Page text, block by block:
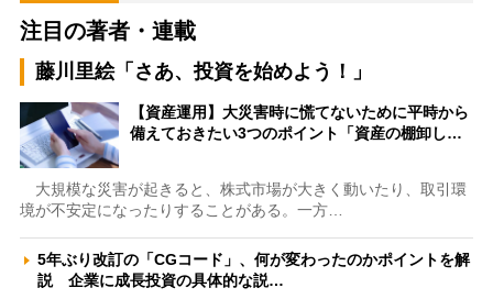
注目の著者・連載
藤川里絵「さあ、投資を始めよう！」
【資産運用】大災害時に慌てないために平時から
備えておきたい3つのポイント「資産の棚卸し…
大規模な災害が起きると、株式市場が大きく動いたり、取引環
境が不安定になったりすることがある。一方…
5年ぶり改訂の「CGコード」、何が変わったのかポイントを解
説 企業に成長投資の具体的な説…